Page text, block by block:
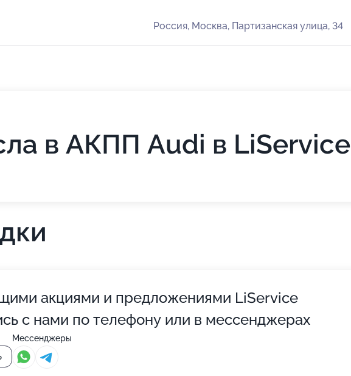
Россия, Москва, Партизанская улица, 34
в АКПП Audi в LiService
акциями и предложениями LiService
с нами по телефону или в мессенджерах
Мессенджеры